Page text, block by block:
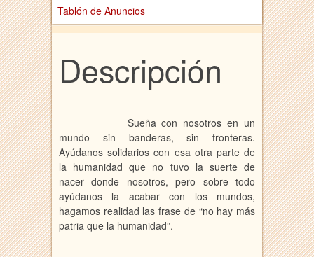
Tablón de Anuncios
Descripción
Sueña con nosotros en un
mundo sin banderas, sin fronteras.
Ayúdanos solidarios con esa otra parte de
la humanidad que no tuvo la suerte de
nacer donde nosotros, pero sobre todo
ayúdanos la acabar con los mundos,
hagamos realidad las frase de “no hay más
patria que la humanidad”.